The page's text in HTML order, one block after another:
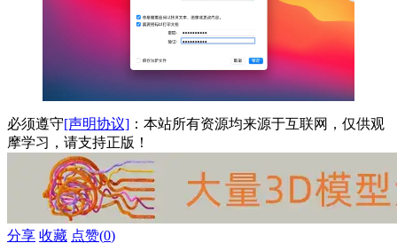
必须遵守[声明协议] ：本站所有资源均来源于互联网，仅供观
摩学习，请支持正版！
分享 收藏 点赞(0)